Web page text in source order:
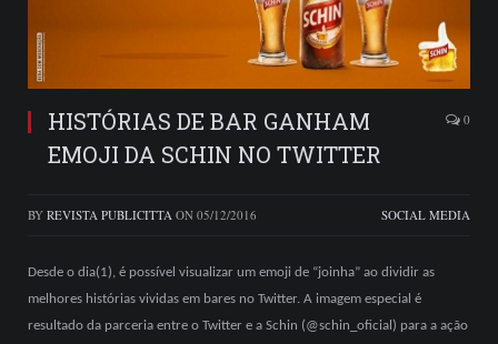
HISTÓRIAS DE BAR GANHAM
EMOJI DA SCHIN NO TWITTER
0
BY REVISTA PUBLICITTA ON 05/12/2016 SOCIAL MEDIA
Desde o dia(1), é possível visualizar um emoji de “joinha” ao dividir as
melhores histórias vividas em bares no Twitter. A imagem especial é
resultado da parceria entre o Twitter e a Schin (@schin_oficial) para a ação